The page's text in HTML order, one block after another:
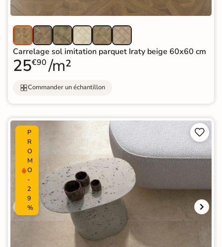
Carrelage sol imitation parquet Iraty beige 60x60 cm
25€90 /m²
Commander un échantillon
P
R
O
M
O
-
2
9
%

